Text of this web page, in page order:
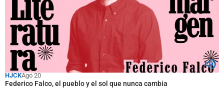
HJCKAgo 20
Federico Falco, el pueblo y el sol que nunca cambia